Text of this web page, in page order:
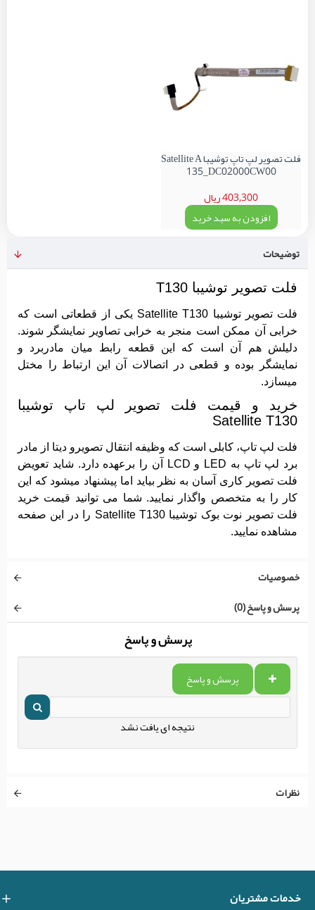
فلت تصویر لپ تاپ توشیبا Satellite A
135_DC02000CW00
403,300 ریال
افزودن به سبد خرید
توضیحات
فلت تصویر توشیبا T130
فلت تصویر توشیبا Satellite T130 یکی از قطعاتی است که
خرابی آن ممکن است منجر به خرابی تصاویر نمایشگر شوند.
دلیلش هم آن است که این قطعه رابط میان مادربرد و
نمایشگر بوده و قطعی در اتصالات آن این ارتباط را مختل
میسازد.
خرید و قیمت فلت تصویر لپ تاپ توشیبا
Satellite T130
فلت لپ تاپ، کابلی است که وظیفه انتقال تصویرو دیتا از مادر
برد لپ تاپ به LED و LCD آن‌ را برعهده دارد. شاید تعویض
فلت تصویر کاری آسان به نظر بیاید اما پیشنهاد میشود که این
کار را به متخصص واگذار نمایید. شما می توانید قیمت خرید
فلت تصویر نوت بوک توشیبا Satellite T130 را در این صفحه
مشاهده نمایید.
خصوصیات
پرسش و پاسخ (0)
پرسش و پاسخ
پرسش و پاسخ
نتیجه ای یافت نشد
نظرات
خدمات مشتریان